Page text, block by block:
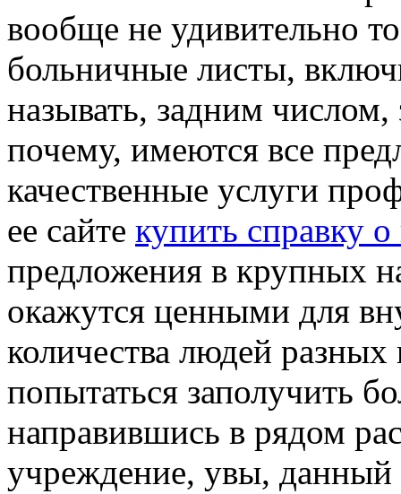
вообще не удивительно
больничные листы,
называть, задним
почему, имеются все
качественные услуги
ее сайте купить справку
предложения в крупных
окажутся ценными для
количества людей разных
попытаться заполучить
направившись в рядом
учреждение, увы, данный